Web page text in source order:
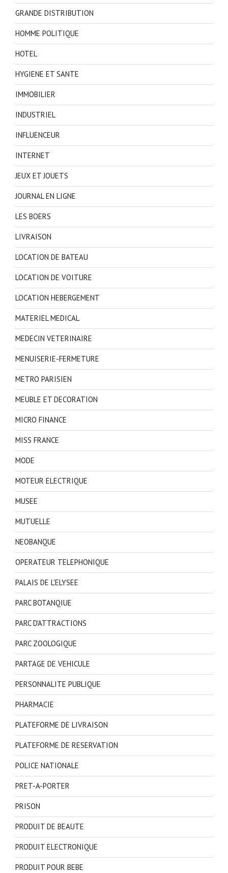
GRANDE DISTRIBUTION
HOMME POLITIQUE
HOTEL
HYGIENE ET SANTE
IMMOBILIER
INDUSTRIEL
INFLUENCEUR
INTERNET
JEUX ET JOUETS
JOURNAL EN LIGNE
LES BOERS
LIVRAISON
LOCATION DE BATEAU
LOCATION DE VOITURE
LOCATION HEBERGEMENT
MATERIEL MEDICAL
MEDECIN VETERINAIRE
MENUISERIE-FERMETURE
METRO PARISIEN
MEUBLE ET DECORATION
MICRO FINANCE
MISS FRANCE
MODE
MOTEUR ELECTRIQUE
MUSEE
MUTUELLE
NEOBANQUE
OPERATEUR TELEPHONIQUE
PALAIS DE L'ELYSEE
PARC BOTANQIUE
PARC D'ATTRACTIONS
PARC ZOOLOGIQUE
PARTAGE DE VEHICULE
PERSONNALITE PUBLIQUE
PHARMACIE
PLATEFORME DE LIVRAISON
PLATEFORME DE RESERVATION
POLICE NATIONALE
PRET-A-PORTER
PRISON
PRODUIT DE BEAUTE
PRODUIT ELECTRONIQUE
PRODUIT POUR BEBE